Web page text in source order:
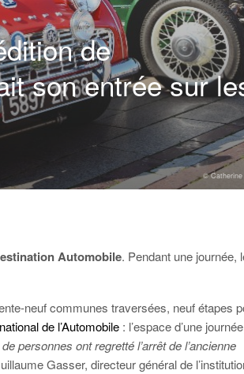
de
son entrée sur
© Catherine
Automobile. Pendant une journée,
neuf communes traversées, neuf étapes
de l’Automobile : l’espace d’une
personnes ont regretté l’arrêt de l’ancienne
Gasser, directeur général de